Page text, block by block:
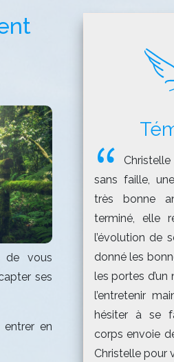
de vous
ses
en
sans faille,
très bonne
terminé, elle
l’évolution de
donné les
les portes
l’entretenir
hésiter à se
corps envoie
Christelle pour